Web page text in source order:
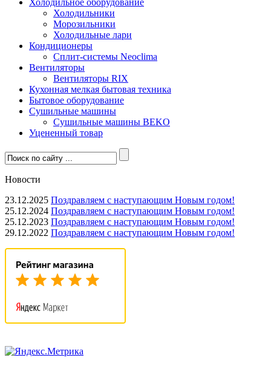
Холодильное оборудование
Холодильники
Морозильники
Холодильные лари
Кондиционеры
Сплит-системы Neoclima
Вентиляторы
Вентиляторы RIX
Кухонная мелкая бытовая техника
Бытовое оборудование
Сушильные машины
Сушильные машины BEKO
Уцененный товар
Новости
23.12.2025 Поздравляем с наступающим Новым годом!
25.12.2024 Поздравляем с наступающим Новым годом!
25.12.2023 Поздравляем с наступающим Новым годом!
29.12.2022 Поздравляем с наступающим Новым годом!